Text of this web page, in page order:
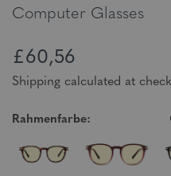
Computer Glasses
£60,56
Shipping calculated at
Rahmenfarbe: